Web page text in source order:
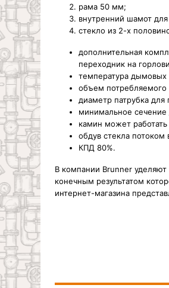
рама 50 мм;
внутренний шамот
стекло из 2-х
дополнительная
переходник на
температура дымовых
объем потребляемого
диаметр патрубка
минимальное сечение
камин может
обдув стекла потоком
КПД 80%.
В компании Brunner
конечным результатом
интернет-магазина